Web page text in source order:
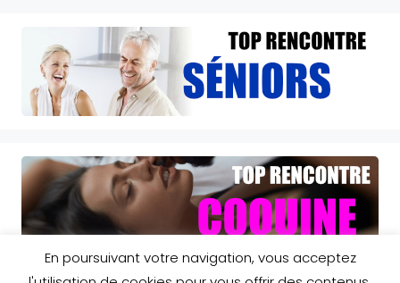
En poursuivant votre navigation, vous acceptez